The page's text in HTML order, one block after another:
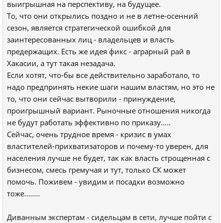
выигрышная на перспективу, на будущее.
То, что они открылись поздно и не в летне-осенний
сезон, является стратегической ошибкой для
заинтересованных лиц - владельцев и власть
предержащих. Есть же идея фикс - аграрный рай в
Хакасии, а тут такая незадача.
Если хотят, что-бы все действительно заработало, то
надо предпринять некие шаги нашим властям, но это не
то, что они сейчас вытворили - принуждение,
проигрышный вариант. Рыночные отношения никогда
не будут работать эффективно по приказу.....
Сейчас, очень трудное время - кризис в умах
властителей-прихватизаторов и почему-то уверен, для
населения лучше не будет, так как власть строщенная с
бизнесом, смесь гремучая и тут, только СК может
помочь. Поживем - увидим и посадки возможно
тоже........
Диванным экспертам - сидельцам в сети, лучше пойти с